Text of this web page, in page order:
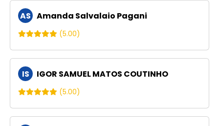
AS Amanda Salvalaio Pagani
(5.00)
IS IGOR SAMUEL MATOS COUTINHO
(5.00)